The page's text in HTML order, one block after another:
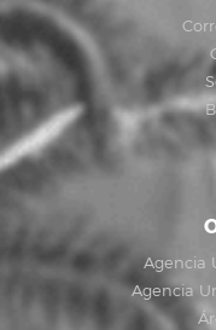
Agencia
Agencia